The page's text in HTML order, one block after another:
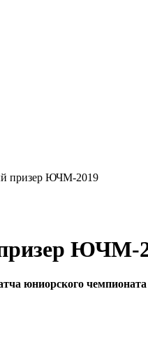
призер ЮЧМ-2019
призер ЮЧМ-
юниорского